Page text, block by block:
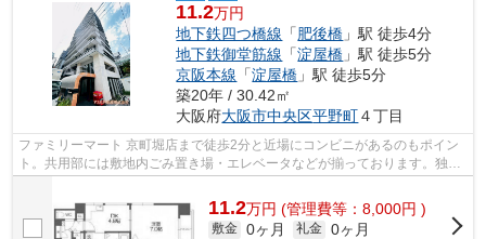
11.2万円
地下鉄四つ橋線 「肥後橋 」駅 徒歩4分
地下鉄御堂筋線 「淀屋橋 」駅 徒歩5分
京阪本線 「淀屋橋 」駅 徒歩5分
築20年 / 30.42㎡
大阪府大阪市中央区平野町４丁目
ファミリーマート 京町堀店まで徒歩2分と近場にコンビニがあるのもポイン
ト。共用部には敷地内ごみ置き場・エレベータなどが揃っております。独創
11.2万円 (管理費等：8,000円 )
敷金 0ヶ月 礼金 0ヶ月